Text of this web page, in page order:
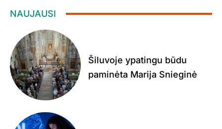
NAUJAUSI
Šiluvoje ypatingu būdu
paminėta Marija Snieginė